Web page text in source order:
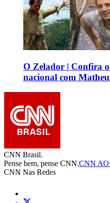
O Zelador | Confira
nacional com
CNN Brasil.
Pense bem, pense CNN.CNN
CNN Nas Redes